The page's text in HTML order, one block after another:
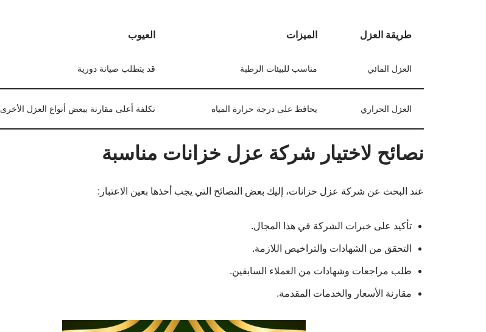
طريقة العزل الميزات العيوب
العزل المائي مناسب للبيئات الرطبة قد يتطلب صيانة دورية
العزل الحراري يحافظ على درجة حرارة المياه تكلفة أعلى مقارنة ببعض أنواع العزل الأخرى
نصائح لاختيار شركة عزل خزانات مناسبة
عند البحث عن شركة عزل خزانات، إليك بعض النصائح التي يجب أخذها بعين الاعتبار:
تأكيد على خبرات الشركة في هذا المجال.
التحقق من الشهادات والتراخيص اللازمة.
طلب مراجعات وشهادات من العملاء السابقين.
مقارنة الأسعار والخدمات المقدمة.